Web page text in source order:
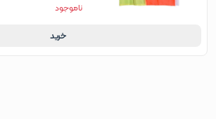
ناموجود
خرید